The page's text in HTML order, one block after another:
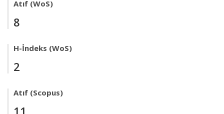
Atıf (WoS)
8
H-İndeks (WoS)
2
Atıf (Scopus)
11